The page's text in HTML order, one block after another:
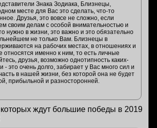
Знака Зодиака, Близнецы,
месте для Вас это сделать, что-то
Друзья, это вовсе не сложно, если
своим делам с особой внимательностью и
нужно в жизни, это важно и это обязательно
не только Вам. Близнецы в
на рабочих местах, в отношениях и
относятся именно к ним, то есть личные
друзья, возможно однотипность каких-
- это очень долго, забирает у Вас много сил и
в нашей жизни, без которой она не будет
прибыльной и разносторонней.
ждут большие победы в 2019